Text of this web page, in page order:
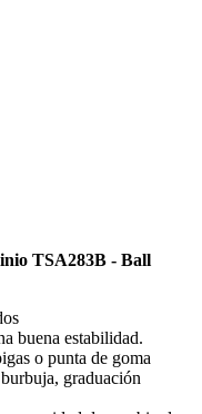
TSA283B - Ball
buena estabilidad.
o punta de goma
graduación